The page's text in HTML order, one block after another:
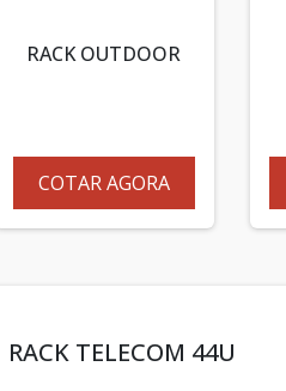
RACK OUTDOOR
COTAR AGORA
RACK TELECOM 44U